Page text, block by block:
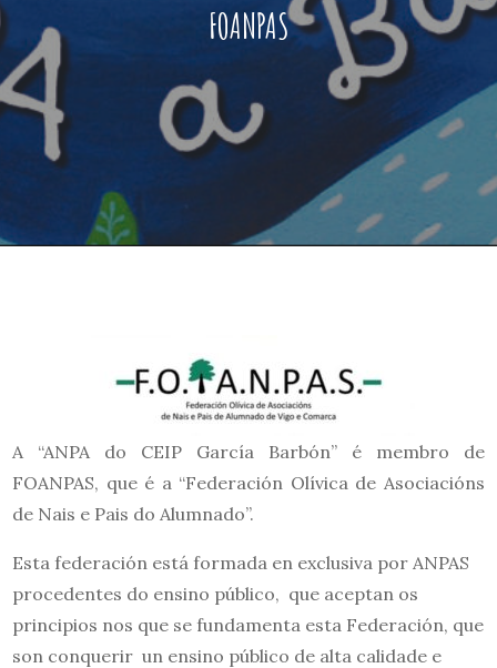
FOANPAS
A “ANPA do CEIP García Barbón” é membro de
FOANPAS, que é a “Federación Olívica de Asociacións
de Nais e Pais do Alumnado”.
Esta federación está formada en exclusiva por ANPAS
procedentes do ensino público, que aceptan os
principios nos que se fundamenta esta Federación, que
son conquerir un ensino público de alta calidade e